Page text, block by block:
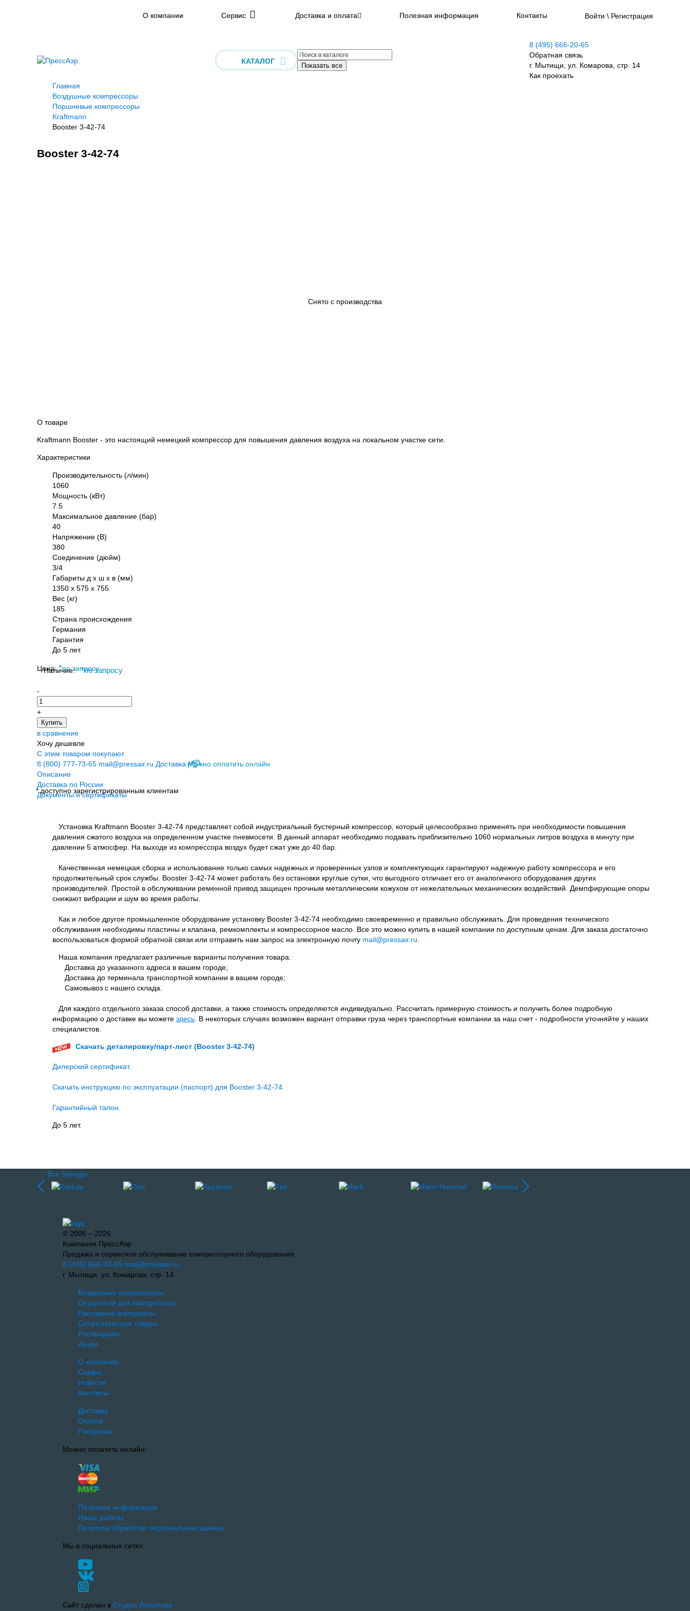
О компании Сервис Доставка и оплата Полезная информация Контакты Войти \ Регистрация
КАТАЛОГ
Показать все
8 (495) 666-20-65
Обратная связь
г. Мытищи, ул. Комарова, стр. 14
Как проехать
Главная
Воздушные компрессоры
Поршневые компрессоры
Kraftmann
Booster 3-42-74
Booster 3-42-74
Снято с производства
О товаре
Kraftmann Booster - это настоящий немецкий компрессор для повышения давления воздуха на локальном участке сети.
Характеристики
Производительность (л/мин)
1060
Мощность (кВт)
7.5
Максимальное давление (бар)
40
Напряжение (В)
380
Соединение (дюйм)
3/4
Габариты д х ш х в (мм)
1350 х 575 х 755
Вес (кг)
185
Страна происхождения
Германия
Гарантия
До 5 лет.
Цена: *по запросу
Наличие: *по запросу
-
+
Купить
в сравнение
Хочу дешевле
С этим товаром покупают
8 (800) 777-73-65 mail@pressair.ru Доставка Можно оплатить онлайн
* доступно зарегистрированным клиентам
Описание
Доставка по России
Документы и сертификаты
Установка Kraftmann Booster 3-42-74 представляет собой индустриальный бустерный компрессор, который целесообразно применять при необходимости повышения
давления сжатого воздуха на определенном участке пневмосети. В данный аппарат необходимо подавать приблизительно 1060 нормальных литров воздуха в минуту при
давлении 5 атмосфер. На выходе из компрессора воздух будет сжат уже до 40 бар.
Качественная немецкая сборка и использование только самых надежных и проверенных узлов и комплектующих гарантируют надежную работу компрессора и его
продолжительный срок службы. Booster 3-42-74 может работать без остановки круглые сутки, что выгодного отличает его от аналогичного оборудования других
производителей. Простой в обслуживании ременной привод защищен прочным металлическим кожухом от нежелательных механических воздействий. Демпфирующие опоры
снижают вибрации и шум во время работы.
Как и любое другое промышленное оборудование установку Booster 3-42-74 необходимо своевременно и правильно обслуживать. Для проведения технического
обслуживания необходимы пластины и клапана, ремкомплекты и компрессорное масло. Все это можно купить в нашей компании по доступным ценам. Для заказа достаточно
воспользоваться формой обратной связи или отправить нам запрос на электронную почту mail@pressair.ru
Наша компания предлагает различные варианты получения товара:
Доставка до указанного адреса в вашем городе;
Доставка до терминала транспортной компании в вашем городе;
Самовывоз с нашего склада.
Для каждого отдельного заказа способ доставки, а также стоимость определяются индивидуально. Рассчитать примерную стоимость и получить более подробную
информацию о доставке вы можете здесь . В некоторых случаях возможен вариант отправки груза через транспортные компании за наш счет - подробности уточняйте у наших
специалистов.
Скачать деталировку/парт-лист (Booster 3-42-74)
Дилерский сертификат.
Скачать инструкцию по эксплуатации (паспорт) для Booster 3-42-74.
Гарантийный талон.
До 5 лет.
Все бренды
© 2006 – 2026
Компания ПрессАэр
Продажа и сервисное обслуживание компрессорного оборудования
8 (495) 666-20-65 mail@pressair.ru
г. Мытищи, ул. Комарова, стр. 14
Воздушные компрессоры
Осушители для компрессора
Расходные материалы
Сопутствующие товары
Распродажа
Акции
О компании
Сервис
Новости
Контакты
Доставка
Оплата
Рассрочка
Можно оплатить онлайн:
Полезная информация
Наши работы
Политика обработки персональных данных
Мы в социальных сетях:
Сайт сделан в Студии Латыпова